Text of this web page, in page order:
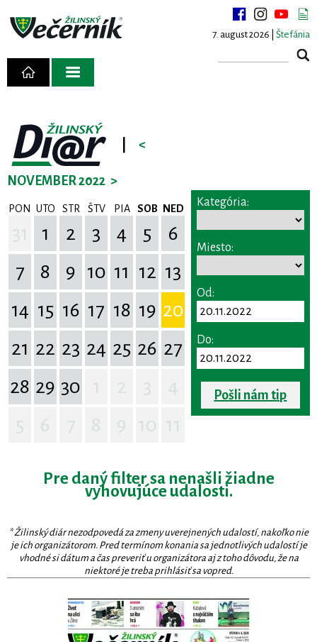
7. august 2026 | Štefánia
<
NOVEMBER 2022 >
PON UTO STR ŠTV PIA SOB NED
1 2 3 4 5
6
7
8 9 10 11 12 13
14 15 16 17 18 19 20
21 22 23 24 25 26 27
28 29 30
Kategória:
Miesto:
Od:
Do:
Pošli nám tip
Pre daný filter sa nenašli žiadne
vyhovujúce udalosti.
* Žilinský diár nezodpovedá za zmeny uverejnených udalostí, nakoľko nie
je ich organizátorom. Pred termínom konania sa jednotlivých udalostí je
vhodné si dátum a čas preveriť u organizátora aj z toho dôvodu, že na
niektoré je treba prihlásiť sa vopred.